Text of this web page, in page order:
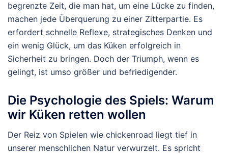
begrenzte Zeit, die man hat, um eine Lücke zu finden,
machen jede Überquerung zu einer Zitterpartie. Es
erfordert schnelle Reflexe, strategisches Denken und
ein wenig Glück, um das Küken erfolgreich in
Sicherheit zu bringen. Doch der Triumph, wenn es
gelingt, ist umso größer und befriedigender.
Die Psychologie des Spiels: Warum
wir Küken retten wollen
Der Reiz von Spielen wie chickenroad liegt tief in
unserer menschlichen Natur verwurzelt. Es spricht